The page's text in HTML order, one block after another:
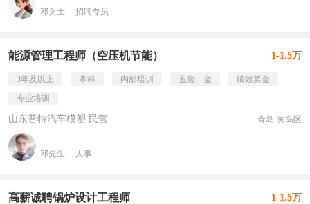
邓女士 招聘专员
能源管理工程师（空压机节能） 1-1.5万
3年及以上 本科 内部培训 五险一金
绩效奖金
专业培训
山东普特汽车模塑 民营 青岛·黄岛区
邓先生 人事
高薪诚聘锅炉设计工程师 1-1.5万